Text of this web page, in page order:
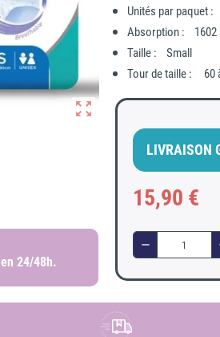
zoom_out_map
en 24/48h.
Unités par paquet
Absorption : 1602
Taille : Small
Tour de taille : 60
LIVRAISON
15,90 €
remove